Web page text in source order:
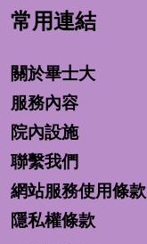
常用連結
關於畢士大
服務內容
院內設施
聯繫我們
網站服務使用條款
隱私權條款